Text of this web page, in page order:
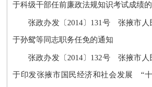
于科级干部任前廉政法规知识考试成绩
张政办发〔2014〕131号 张掖市人
于孙鸳等同志职务任免的通知
张政办发〔2014〕132号 张掖市人
于印发张掖市国民经济和社会发展 “十